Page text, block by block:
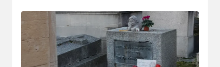
Posted